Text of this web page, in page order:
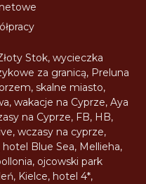
Stok,wycieczka
za granicą, Preluna
,skalne miasto,
,wakacje na Cyprze,Aya
na Cyprze, FB, HB,
,wczasy na cyprze,
hotel Blue Sea, Mellieha,
, ojcowski park
, Kielce, hotel 4*,